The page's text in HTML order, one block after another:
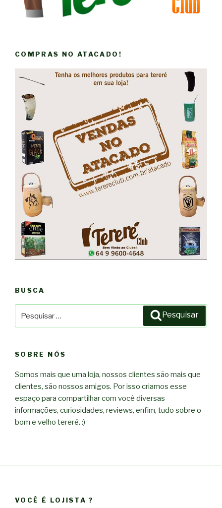
COMPRAS NO ATACADO!
BUSCA
Pesquisar
SOBRE NÓS
Somos mais que uma loja, nossos clientes são mais que
clientes, são nossos amigos. Por isso criamos esse
espaço para compartilhar com você diversas
informações, curiosidades, reviews, enfim, tudo sobre o
bom e velho tereré. :)
VOCÊ É LOJISTA ?